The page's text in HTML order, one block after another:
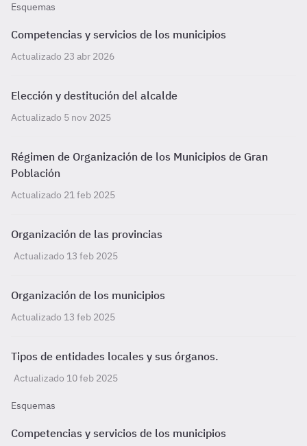
Esquemas
Competencias y servicios de los municipios
Actualizado 23 abr 2026
Elección y destitución del alcalde
Actualizado 5 nov 2025
Régimen de Organización de los Municipios de Gran
Población
Actualizado 21 feb 2025
Organización de las provincias
Actualizado 13 feb 2025
Organización de los municipios
Actualizado 13 feb 2025
Tipos de entidades locales y sus órganos.
Actualizado 10 feb 2025
Esquemas
Competencias y servicios de los municipios